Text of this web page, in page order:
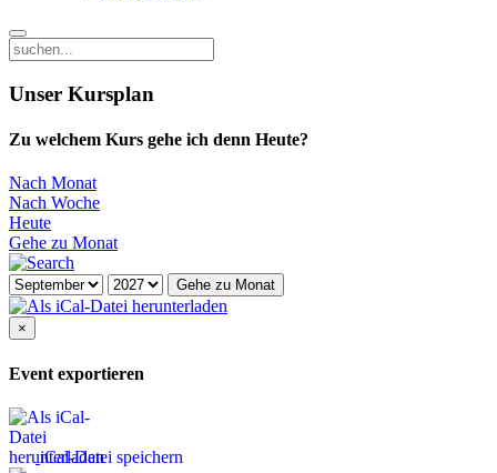
Unser Kursplan
Zu welchem Kurs gehe ich denn Heute?
Nach Monat
Nach Woche
Heute
Gehe zu Monat
Gehe zu Monat
×
Event exportieren
iCal-Datei speichern